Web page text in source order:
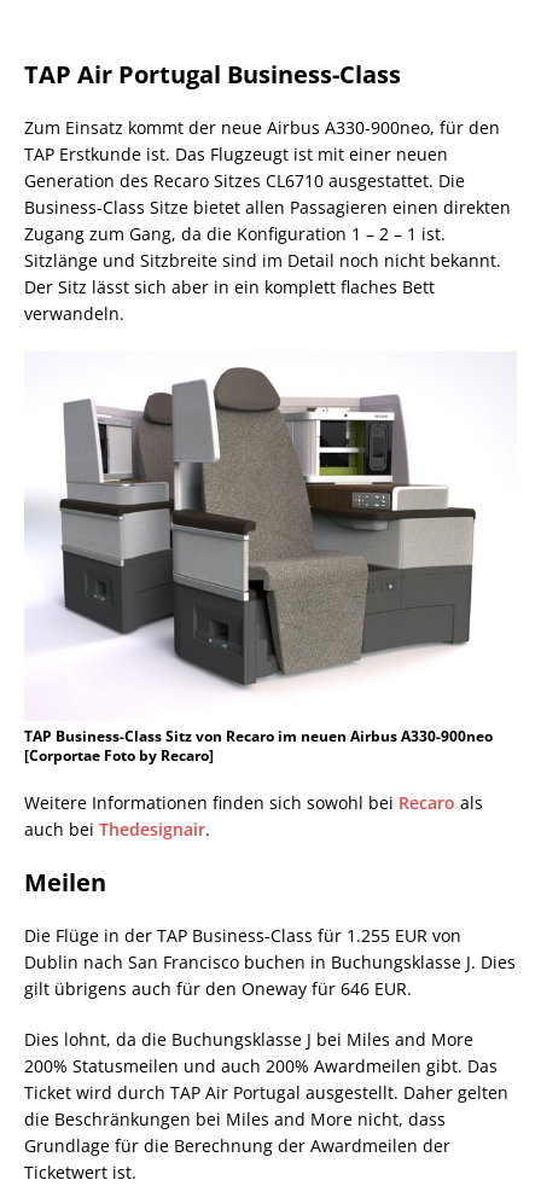
TAP Air Portugal Business-Class
Zum Einsatz kommt der neue Airbus A330-900neo, für den
TAP Erstkunde ist. Das Flugzeugt ist mit einer neuen
Generation des Recaro Sitzes CL6710 ausgestattet. Die
Business-Class Sitze bietet allen Passagieren einen direkten
Zugang zum Gang, da die Konfiguration 1 – 2 – 1 ist.
Sitzlänge und Sitzbreite sind im Detail noch nicht bekannt.
Der Sitz lässt sich aber in ein komplett flaches Bett
verwandeln.
TAP Business-Class Sitz von Recaro im neuen Airbus A330-900neo
[Corportae Foto by Recaro]
Weitere Informationen finden sich sowohl bei Recaro als
auch bei Thedesignair.
Meilen
Die Flüge in der TAP Business-Class für 1.255 EUR von
Dublin nach San Francisco buchen in Buchungsklasse J. Dies
gilt übrigens auch für den Oneway für 646 EUR.
Dies lohnt, da die Buchungsklasse J bei Miles and More
200% Statusmeilen und auch 200% Awardmeilen gibt. Das
Ticket wird durch TAP Air Portugal ausgestellt. Daher gelten
die Beschränkungen bei Miles and More nicht, dass
Grundlage für die Berechnung der Awardmeilen der
Ticketwert ist.